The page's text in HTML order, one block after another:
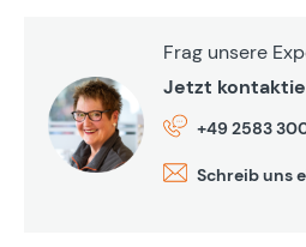
Frag unsere
Jetzt
+49 2583
Schreib uns